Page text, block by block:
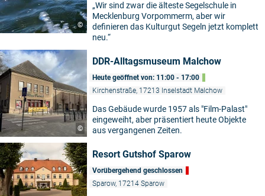
©
„Wir sind zwar die älteste Segelschule in
Mecklenburg Vorpommerm, aber wir
definieren das Kulturgut Segeln jetzt komplett
neu.“
©
DDR-Alltagsmuseum Malchow
Heute geöffnet von: 11:00 - 17:00
Kirchenstraße, 17213 Inselstadt Malchow
Das Gebäude wurde 1957 als "Film-Palast"
eingeweiht, aber präsentiert heute Objekte
aus vergangenen Zeiten.
Resort Gutshof Sparow
Vorübergehend geschlossen
Sparow, 17214 Sparow